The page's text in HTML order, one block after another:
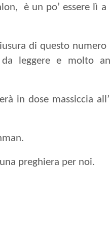
è un po’ essere lì
di questo
leggere e molto
in dose massiccia
preghiera per noi.